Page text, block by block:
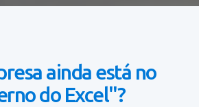
ainda está no
do Excel"?